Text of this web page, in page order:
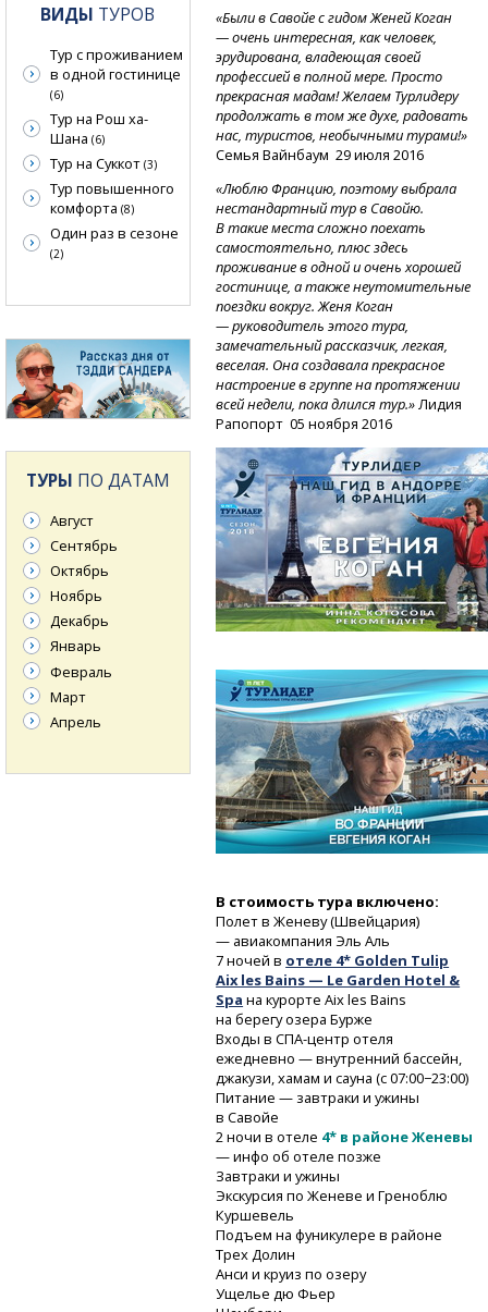
«Были в Савойе с гидом Женей Коган
— очень интересная, как человек,
эрудирована, владеющая своей
профессией в полной мере. Просто
прекрасная мадам! Желаем Турлидеру
продолжать в том же духе, радовать
нас, туристов, необычными турами!»
Семья Вайнбаум 29 июля 2016
«Люблю Францию, поэтому выбрала
нестандартный тур в Савойю.
В такие места сложно поехать
самостоятельно, плюс здесь
проживание в одной и очень хорошей
гостинице, а также неутомительные
поездки вокруг. Женя Коган
— руководитель этого тура,
замечательный рассказчик, легкая,
веселая. Она создавала прекрасное
настроение в группе на протяжении
всей недели, пока длился тур.»Лидия
Рапопорт 05 ноября 2016
В стоимость тура включено:
Полет в Женеву (Швейцария)
— авиакомпания Эль Аль
7 ночей в отеле 4* Golden Tulip
Aix les Bains — Le Garden Hotel &
Spa на курорте Aix les Bains
на берегу озера Бурже
Входыв СПА-центр отеля
ежедневно — внутренний бассейн,
джакузи, хамам и сауна (с 07:00−23:00)
Питание — завтраки и ужины
в Савойе
2 ночи в отеле 4* в районе Женевы
— инфо об отеле позже
Завтраки и ужины
Экскурсия по Женеве и Греноблю
Куршевель
Подъем на фуникулере в районе
Трех Долин
Анси и круиз по озеру
Ущелье дю Фьер
ВИДЫ ТУРОВ
Тур с проживанием
в одной гостинице
(6)
Тур на Рош ха-
Шана (6)
Тур на Суккот (3)
Тур повышенного
комфорта (8)
Один раз в сезоне
(2)
ТУРЫ ПО ДАТАМ
Август
Сентябрь
Октябрь
Ноябрь
Декабрь
Январь
Февраль
Март
Апрель